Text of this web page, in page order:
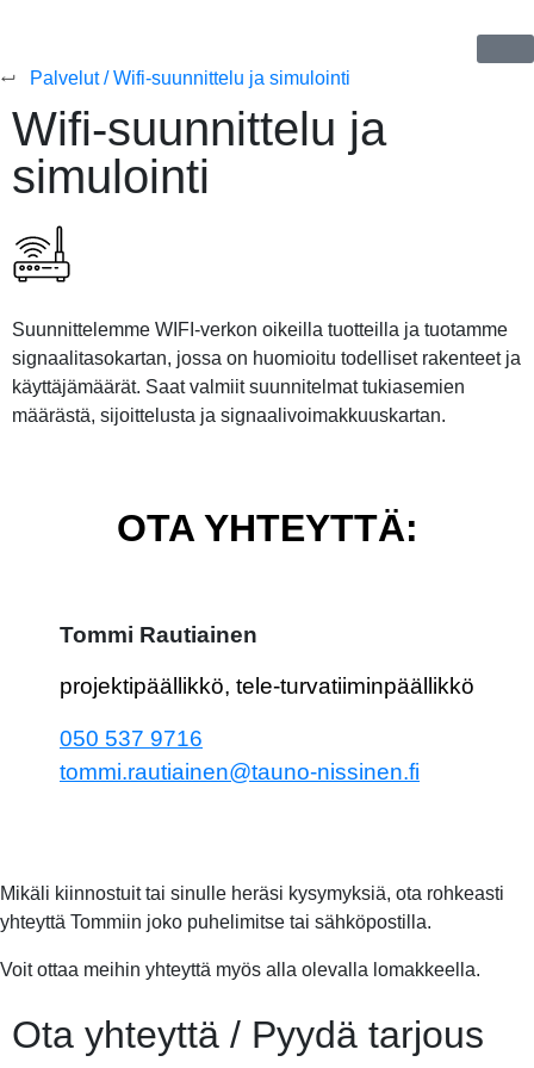
Palvelut / Wifi-suunnittelu ja simulointi
Wifi-suunnittelu ja
simulointi
Suunnittelemme WIFI -verkon oikei lla tuotteilla ja tuotamme
signaa litasokartan, jossa on huomioitu todelliset rakenteet ja
käyttäjämäärät. Saatvalmiitsuunnitelmat tukiasemien
määrästä, sijoittelusta ja signaalivoimakkuuskartan.
Tommi Rautiainen
projektipäällikkö, tele-turvatiiminpäällikkö
050 537 9716
tommi.rautiainen@tauno-nissinen.fi
OTA YHTEYTTÄ:
Mikäli kiinnostuit tai sinulle heräsi kysymyksiä, ota rohkeasti
yhteyttä Tommiin joko puhelimitse tai sähköpostilla.
Voit ottaa meihin yhteyttä myös alla olevalla lomakkeella.
Ota yhteyttä / Pyydä tarjous